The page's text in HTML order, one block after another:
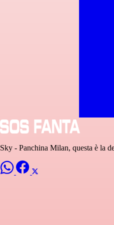
Sky - Panchina Milan, questa è la